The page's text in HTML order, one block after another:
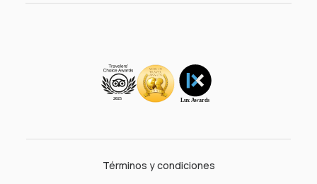
Términos y condiciones